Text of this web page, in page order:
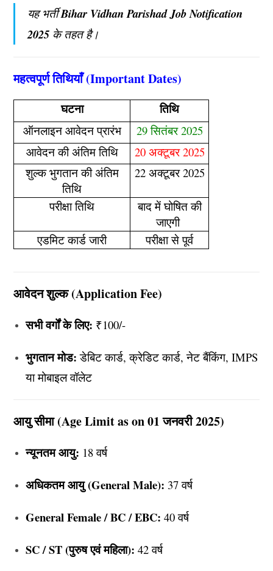
यह भर्तीBihar Vidhan Parishad Job Notification
2025 के तहत है।
महत्वपूर्ण तिथियाँ (Important Dates)
घटना तिथि
ऑनलाइन आवेदन प्रारंभ
29 सितंबर 2025
आवेदन की अंतिम तिथि
20 अक्टूबर 2025
शुल्क भुगतान की अंतिम
तिथि
22 अक्टूबर 2025
परीक्षा तिथि
बाद में घोषित की
जाएगी
एडमिट कार्ड जारी
परीक्षा से पूर्व
आवेदन शुल्क (Application Fee)
सभी वर्गों के लिए: ₹100/-
भुगतान मोड: डेबिट कार्ड, क्रेडिट कार्ड, नेट बैंकिंग, IMPS
या मोबाइल वॉलेट
आयु सीमा (Age Limit as on 01 जनवरी 2025)
न्यूनतम आयु: 18 वर्ष
अधिकतम आयु (General Male): 37 वर्ष
General Female / BC / EBC: 40 वर्ष
SC / ST (पुरुष एवं महिला): 42 वर्ष